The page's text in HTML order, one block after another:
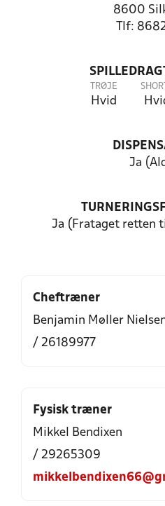
8600
Tlf:
TRØJE
Hvid
Ja
Ja (Frataget retten
Cheftræner
Benjamin Møller
/ 26189977
Fysisk træner
Mikkel Bendixen
/ 29265309